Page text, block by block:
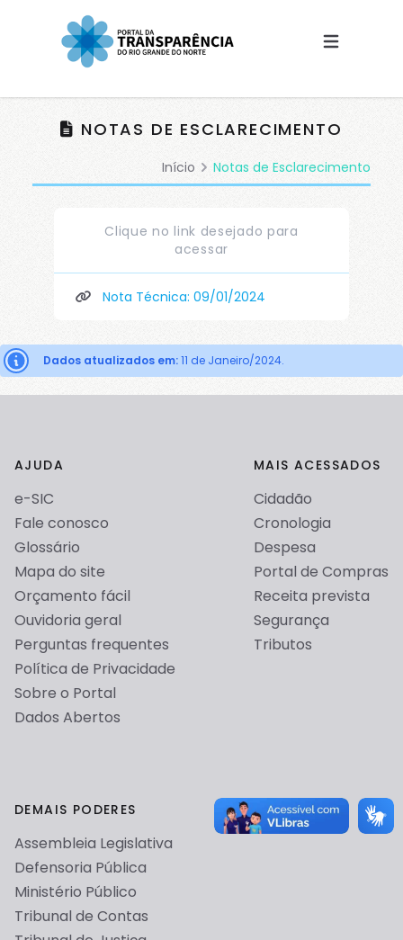
Configurações avançadas de cookies
funcionamento do site.
Cookies de personalização.
Cookies de terceiros.
Cancelar
NOTAS DE ESCLARECIMENTO
Início Notas de Esclarecimento
Clique no link desejado para
acessar
Nota Técnica: 09/01/2024
Dados atualizados em:11 de Janeiro/2024.
AJUDA
e-SIC
Fale conosco
Glossário
Mapa do site
Orçamento fácil
Ouvidoria geral
Perguntas frequentes
Política de Privacidade
Sobre o Portal
Dados Abertos
MAIS ACESSADOS
Cidadão
Cronologia
Despesa
Portal de Compras
Receita prevista
Segurança
Tributos
DEMAIS PODERES
Assembleia Legislativa
Defensoria Pública
Ministério Público
Tribunal de Contas